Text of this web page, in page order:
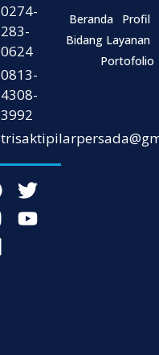
0274-
283-
0624
0813-
4308-
3992
Beranda
Profil
Bidang Layanan
Portofolio